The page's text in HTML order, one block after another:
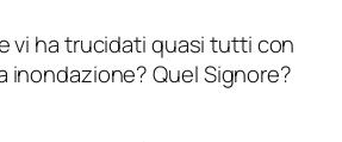
vi ha trucidati quasi tutti con
inondazione?QuelSignore?